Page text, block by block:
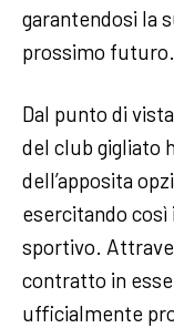
garantendosi la
prossimo futuro.
Dal punto di
del club gigliato
dell’apposita
esercitando
sportivo.
contratto in
ufficialmente